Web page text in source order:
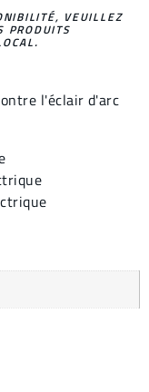
VEUILLEZ
PRODUITS
l'éclair d'arc